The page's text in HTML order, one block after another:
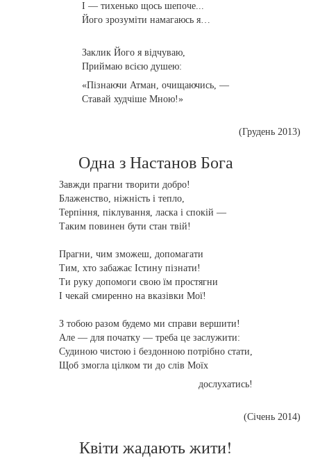
І — тихенько щось шепоче...
Його зрозуміти намагаюсь я…
Заклик Його я відчуваю,
Приймаю всією душею:
«Пізнаючи Атман, очищаючись, —
Ставай худчіше Мною!»
(Грудень 2013)
Одна з Настанов Бога
Завжди прагни творити добро!
Блаженство, ніжність і тепло,
Терпіння, піклування, ласка і спокій —
Таким повинен бути стан твій!
Прагни, чим зможеш, допомагати
Тим, хто забажає Істину пізнати!
Ти руку допомоги свою їм простягни
І чекай смиренно на вказівки Мої!
З тобою разом будемо ми справи вершити!
Але — для початку — треба це заслужити:
Судиною чистою і бездонною потрібно стати,
Щоб змогла цілком ти до слів Моїх
дослухатись!
(Січень 2014)
Квіти жадають жити!